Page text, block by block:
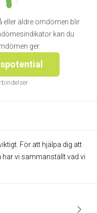
eller äldre omdömen blir
kan du
ger.
För att hjälpa dig att
har vi sammanställt vad vi